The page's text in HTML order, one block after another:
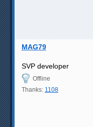
MAG79
SVP developer
Offline
Thanks: 1108